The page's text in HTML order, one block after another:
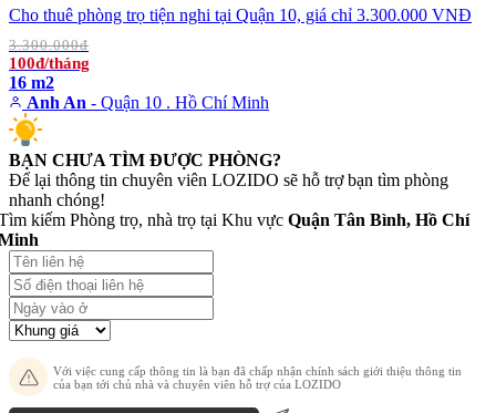
Cho thuê phòng trọ tiện nghi tại Quận 10, giá chỉ 3.300.000 VNĐ
3.300.000đ
100đ/tháng
16 m2
Anh An - Quận 10 . Hồ Chí Minh
BẠN CHƯA TÌM ĐƯỢC PHÒNG?
Để lại thông tin chuyên viên LOZIDO sẽ hỗ trợ bạn tìm phòng
nhanh chóng!
kiếm Phòng trọ, nhà trọ tại Khu vực Quận Tân Bình, Hồ Chí
Với việc cung cấp thông tin là bạn đã chấp nhận chính sách giới thiệu thông tin
của bạn tới chủ nhà và chuyên viên hỗ trợ của LOZIDO